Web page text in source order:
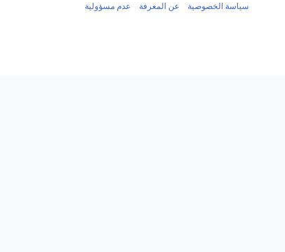
سياسة الخصوصية عن المعرفة عدم مسؤولية